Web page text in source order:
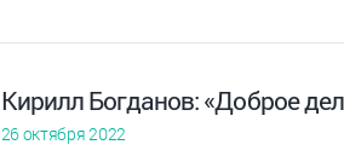
Кирилл Богданов: «Доброе
26 октября 2022